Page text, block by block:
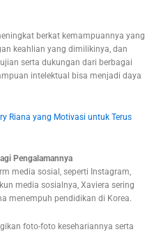
berkat kemampuannya yang
keahlian yang dimilikinya, dan
serta dukungan dari berbagai
intelektual bisa menjadi daya
Riana yang Motivasi untuk Terus
Pengalamannya
media sosial, seperti Instagram,
media sosialnya, Xaviera sering
menempuh pendidikan di Korea.
foto-foto kesehariannya serta